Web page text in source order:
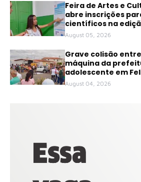
Feira de Artes e
abre inscrições
científicos na
August 05, 2026
Grave colisão
máquina da
adolescente em
August 04, 2026